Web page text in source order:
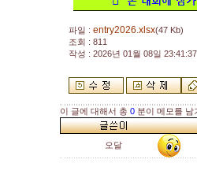
파일 : entry2026.xlsx(47 Kb)
조회 : 811
작성 : 2026년 01월 08일 23:41:37
이 글에 대해서 총 0 분이 메모를 남
오달